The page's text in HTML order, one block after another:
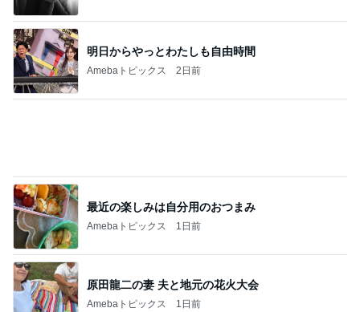
ファンミで悔やまないための心構え
Amebaトピックス 1日前